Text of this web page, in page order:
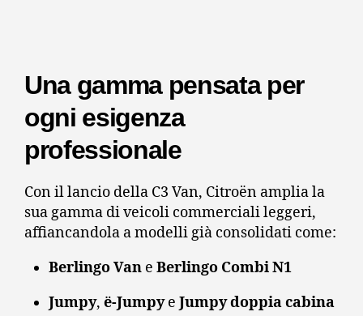
Una gamma pensata per
ogni esigenza
professionale
Con il lancio della C3 Van, Citroën amplia la
sua gamma di veicoli commerciali leggeri,
affiancandola a modelli già consolidati come:
Berlingo Van e Berlingo Combi N1
Jumpy, ë-Jumpye Jumpy doppia cabina